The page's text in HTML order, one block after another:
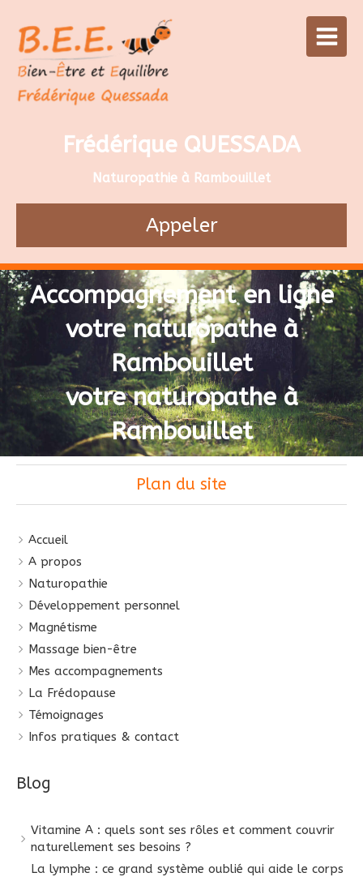
Frédérique QUESSADA
Naturopathie à Rambouillet
Appeler
Accompagnement en ligne
votre naturopathe à
Rambouillet
votre naturopathe à
Rambouillet
Plan du site
Accueil
A propos
Naturopathie
Développement personnel
Magnétisme
Massage bien-être
Mes accompagnements
La Frédopause
Témoignages
Infos pratiques & contact
Blog
Vitamine A : quels sont ses rôles et comment couvrir
naturellement ses besoins ?
La lymphe : ce grand système oublié qui aide le corps